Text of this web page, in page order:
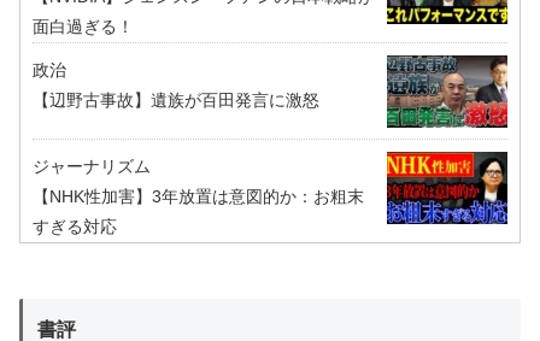
面白過ぎる！
政治
【辺野古事故】遺族が百田発言に激怒
ジャーナリズム
【NHK性加害】3年放置は意図的か：お粗末
すぎる対応
書評